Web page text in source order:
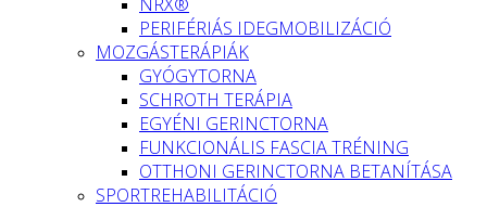
PERIFÉRIÁS IDEGMOBILIZÁCIÓ
MOZGÁSTERÁPIÁK
GYÓGYTORNA
SCHROTH TERÁPIA
EGYÉNI GERINCTORNA
FUNKCIONÁLIS FASCIA TRÉNING
OTTHONI GERINCTORNA BETANÍTÁSA
SPORTREHABILITÁCIÓ